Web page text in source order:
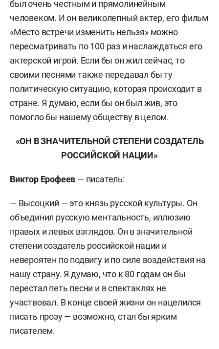
был очень честным и прямолинейным
человеком. И он великолепный актер, его фильм
«Место встречи изменить нельзя» можно
пересматривать по 100 раз и наслаждаться его
актерской игрой. Если бы он жил сейчас, то
своими песнями также передавал бы ту
политическую ситуацию, которая происходит в
стране. Я думаю, если бы он был жив, это
помогло бы нашему обществу в целом.
«ОН В ЗНАЧИТЕЛЬНОЙ СТЕПЕНИ СОЗДАТЕЛЬ
РОССИЙСКОЙ НАЦИИ»
Виктор Ерофеев — писатель:
— Высоцкий — это князь русской культуры. Он
объединил русскую ментальность, иллюзию
правых и левых взглядов. Он в значительной
степени создатель российской нации и
невероятен по подвигу и по силе воздействия на
нашу страну. Я думаю, что к 80 годам он бы
перестал петь песни и в спектаклях не
участвовал. В конце своей жизни он нацелился
писать прозу — возможно, стал бы ярким
писателем.